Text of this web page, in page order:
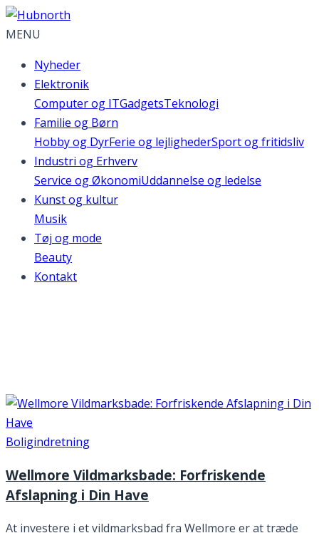
MENU
Nyheder
Elektronik
Computer og ITGadgetsTeknologi
Familie og Børn
Hobby og DyrFerie og lejlighederSport og fritidsliv
Industri og Erhverv
Service og ØkonomiUddannelse og ledelse
Kunst og kultur
Musik
Tøj og mode
Beauty
Kontakt
Boligindretning
Wellmore Vildmarksbade: Forfriskende
Afslapning i Din Have
At investere i et vildmarksbad fra Wellmore er at træde